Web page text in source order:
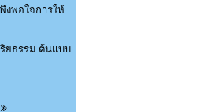
งพอใจการให้
ยธรรม ต้นแบบ